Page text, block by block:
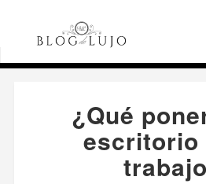
Página principal
escritorio en el trabajo?
¿Qué
escritorio